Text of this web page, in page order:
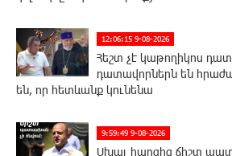
12:06:15 9-08-2026
Հեշտ չէ կաթողիկոս
դատավորներն են
են, որ հետևանք կունենա
9:59:49 9-08-2026
Սխալ հարցից ճիշտ